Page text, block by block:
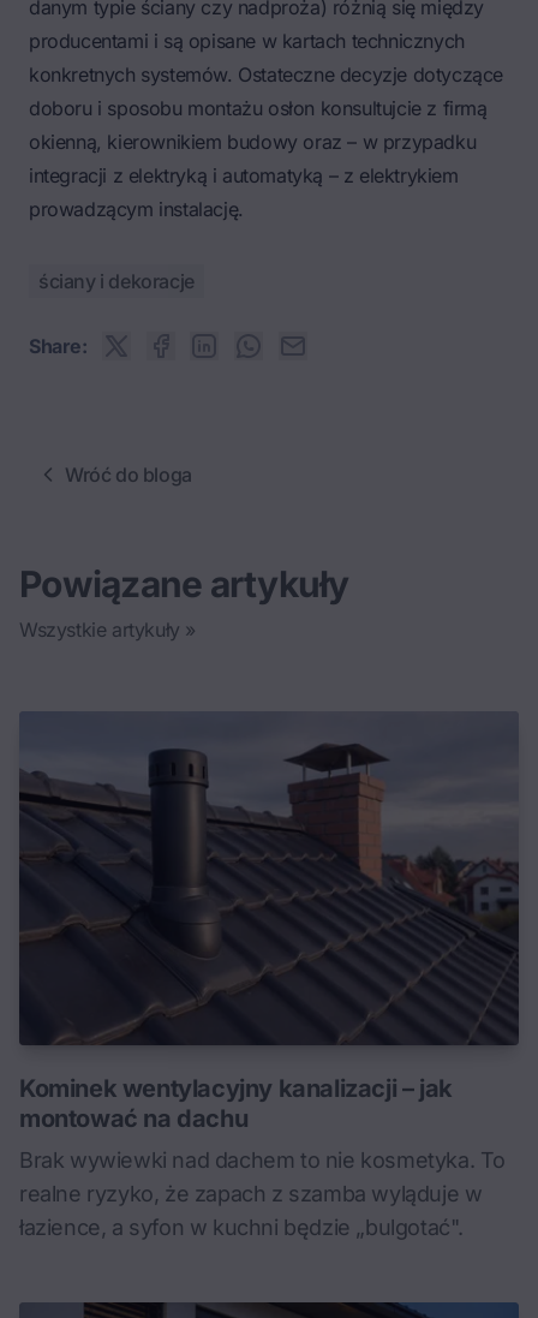
danym typie ściany czy nadproża) różnią się między
producentami i są opisane w kartach technicznych
konkretnych systemów. Ostateczne decyzje dotyczące
doboru i sposobu montażu osłon konsultujcie z firmą
okienną, kierownikiem budowy oraz – w przypadku
integracji z elektryką i automatyką – z elektrykiem
prowadzącym instalację.
ściany i dekoracje
Share:
Wróć do bloga
Powiązane artykuły
Wszystkie artykuły »
Kominek wentylacyjny kanalizacji – jak
montować na dachu
Brak wywiewki nad dachem to nie kosmetyka. To
realne ryzyko, że zapach z szamba wyląduje w
łazience, a syfon w kuchni będzie „bulgotać".